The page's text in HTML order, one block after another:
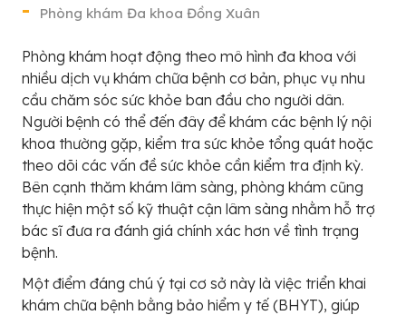
Phòng khám Đa khoa Đồng Xuân
Phòng khám hoạt động theo mô hình đa khoa với
nhiều dịch vụ khám chữa bệnh cơ bản, phục vụ nhu
cầu chăm sóc sức khỏe ban đầu cho người dân.
Người bệnh có thể đến đây để khám các bệnh lý nội
khoa thường gặp, kiểm tra sức khỏe tổng quát hoặc
theo dõi các vấn đề sức khỏe cần kiểm tra định kỳ.
Bên cạnh thăm khám lâm sàng, phòng khám cũng
thực hiện một số kỹ thuật cận lâm sàng nhằm hỗ trợ
bác sĩ đưa ra đánh giá chính xác hơn về tình trạng
bệnh.
Một điểm đáng chú ý tại cơ sở này là việc triển khai
khám chữa bệnh bằng bảo hiểm y tế (BHYT), giúp